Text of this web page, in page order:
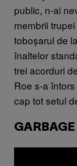
public, n-ai
membrii
toboșarul de
înaltelor
trei acorduri
Roe s-a
cap tot setul
GARBAGE